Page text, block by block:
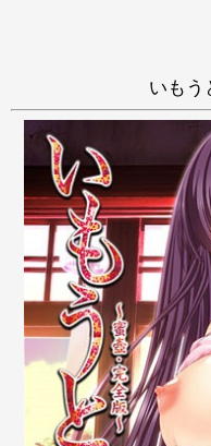
あ
か き
さ し
た ち
な に
は ひ
いもう
抜きゲー
姉/妹